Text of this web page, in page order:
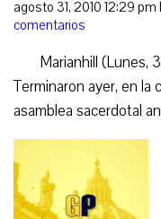
agosto 31, 2010 12:29 pm
comentarios
Marianhill (Lunes,
Terminaron ayer, en la
asamblea sacerdotal